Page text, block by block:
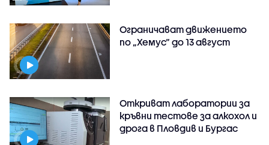
Ограничават движението
по „Хемус“ до 13 август
Откриват лаборатории за
кръвни тестове за алкохол и
дрога в Пловдив и Бургас